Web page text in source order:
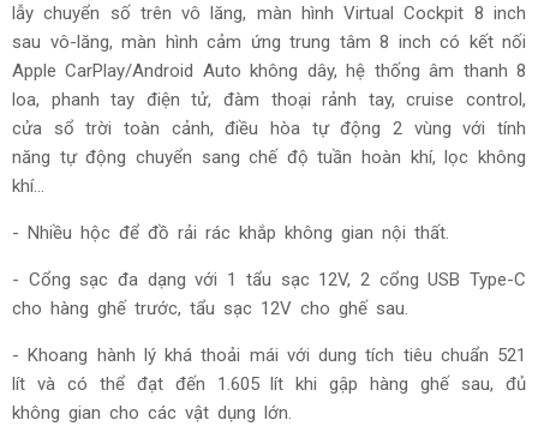
lẫy chuyển số trên vô lăng, màn hình Virtual Cockpit 8 inch
sau vô-lăng, màn hình cảm ứng trung tâm 8 inch có kết nối
Apple CarPlay/Android Auto không dây, hệ thống âm thanh 8
loa, phanh tay điện tử, đàm thoại rảnh tay, cruise control,
cửa sổ trời toàn cảnh, điều hòa tự động 2 vùng với tính
năng tự động chuyển sang chế độ tuần hoàn khí, lọc không
khí…
- Nhiều hộc để đồ rải rác khắp không gian nội thất.
- Cổng sạc đa dạng với 1 tẩu sạc 12V, 2 cổng USB Type-C
cho hàng ghế trước, tẩu sạc 12V cho ghế sau.
- Khoang hành lý khá thoải mái với dung tích tiêu chuẩn 521
lít và có thể đạt đến 1.605 lít khi gập hàng ghế sau, đủ
không gian cho các vật dụng lớn.